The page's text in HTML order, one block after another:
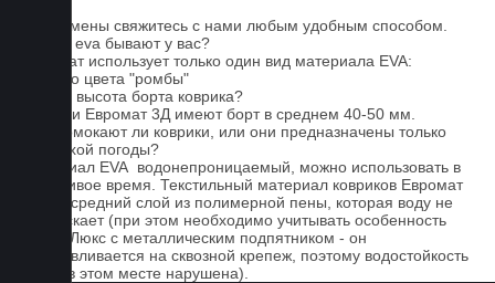
Для замены свяжитесь с нами любым удобным способом.
Серые eva бывают у вас?
Евромат использует только один вид материала EVA:
черного цвета "ромбы"
Какова высота борта коврика?
Коврики Евромат 3Д имеют борт в среднем 40-50 мм.
Не промокают ли коврики, или они предназначены только
для сухой погоды?
Материал EVA водонепроницаемый, можно использовать в
дождливое время. Текстильный материал ковриков Евромат
имеет средний слой из полимерной пены, которая воду не
пропускает (при этом необходимо учитывать особенность
серии Люкс с металлическим подпятником - он
устанавливается на сквозной крепеж, поэтому водостойкость
ковра в этом месте нарушена).